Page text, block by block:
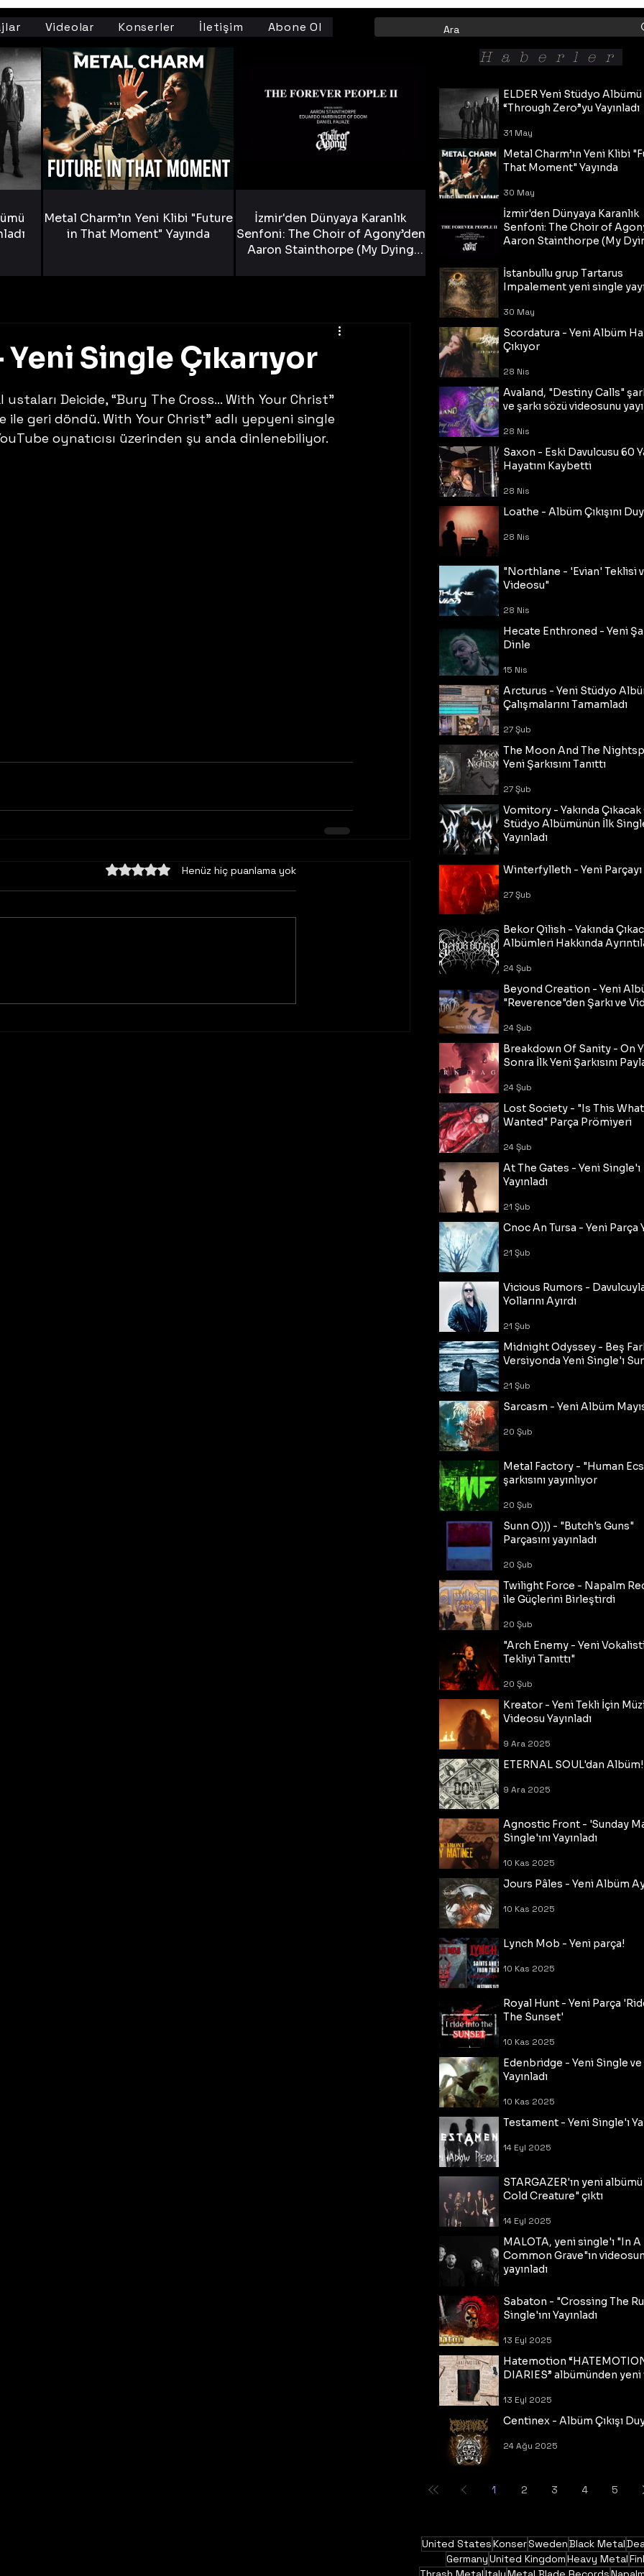
Videolar Konserler İletişim Abone Ol
Single Çıkarıyor
ustaları Deicide, “Bury The Cross… With Your Christ”
ile geri döndü. With Your Christ” adlı yepyeni single
oynatıcısı üzerinden şu anda dinlenebiliyor.
5 üzerinden 0 yıldızHenüz hiç puanlama yok
Metal Charm’ın Yeni Klibi "Future
in That Moment" Yayında
İzmir'den Dünyaya Karanlık
Senfoni: The Choir of Agony’den
Aaron Stainthorpe (My Dying
ELDER Yeni Stüdyo Albümü
“Through Zero”yu Yayınladı
31 May
Metal Charm’ın Yeni Klibi
That Moment" Yayında
30 May
İzmir'den Dünyaya Karanlık
Senfoni: The Choir of
Aaron Stainthorpe (My
Tekli!
30 May
İstanbullu grup Tartarus
Impalement yeni single
30 May
Scordatura - Yeni Albüm
Çıkıyor
28 Nis
Avaland, "Destiny Calls"
ve şarkı sözü videosunu
28 Nis
Saxon - Eski Davulcusu 60
Hayatını Kaybetti
28 Nis
Loathe - Albüm Çıkışını
28 Nis
"Northlane - 'Evian' Teklisi
Videosu"
28 Nis
Hecate Enthroned - Yeni
Dinle
15 Nis
Arcturus - Yeni Stüdyo
Çalışmalarını Tamamladı
27 Şub
The Moon And The
Yeni Şarkısını Tanıttı
27 Şub
Vomitory - Yakında
Stüdyo Albümünün İlk
Yayınladı
Winterfylleth - Yeni Parçayı
27 Şub
Bekor Qilish - Yakında
Albümleri Hakkında
24 Şub
Beyond Creation - Yeni
"Reverence"den Şarkı ve
24 Şub
Breakdown Of Sanity - On
Sonra İlk Yeni Şarkısını
24 Şub
Lost Society - "Is This
Wanted" Parça Prömiyeri
24 Şub
At The Gates - Yeni Single'ı
Yayınladı
21 Şub
Cnoc An Tursa - Yeni Parça
21 Şub
Vicious Rumors -
Yollarını Ayırdı
21 Şub
Midnight Odyssey - Beş
Versiyonda Yeni Single'ı
21 Şub
Sarcasm - Yeni Albüm
20 Şub
Metal Factory - "Human
şarkısını yayınlıyor
20 Şub
Sunn O))) - "Butch's Guns"
Parçasını yayınladı
20 Şub
Twilight Force - Napalm
ile Güçlerini Birleştirdi
20 Şub
"Arch Enemy - Yeni
Tekliyi Tanıttı"
20 Şub
Kreator - Yeni Tekli İçin
Videosu Yayınladı
9 Ara 2025
ETERNAL SOUL'dan Albüm!
9 Ara 2025
Agnostic Front - 'Sunday
Single'ını Yayınladı
10 Kas 2025
Jours Pâles - Yeni Albüm
10 Kas 2025
Lynch Mob - Yeni parça!
10 Kas 2025
Royal Hunt - Yeni Parça
The Sunset'
10 Kas 2025
Edenbridge - Yeni Single
Yayınladı
10 Kas 2025
Testament - Yeni Single'ı
14 Eyl 2025
STARGAZER'ın yeni
Cold Creature" çıktı
14 Eyl 2025
MALOTA, yeni single'ı "In A
Common Grave"ın
yayınladı
Sabaton - "Crossing The
Single'ını Yayınladı
13 Eyl 2025
Hatemotion
DIARIES” albümünden
13 Eyl 2025
Centinex - Albüm Çıkışı
24 Ağu 2025
1 2 3 4 5
United StatesKonserSwedenBlack Metal
GermanyUnited KingdomHeavy Metal
Haberler